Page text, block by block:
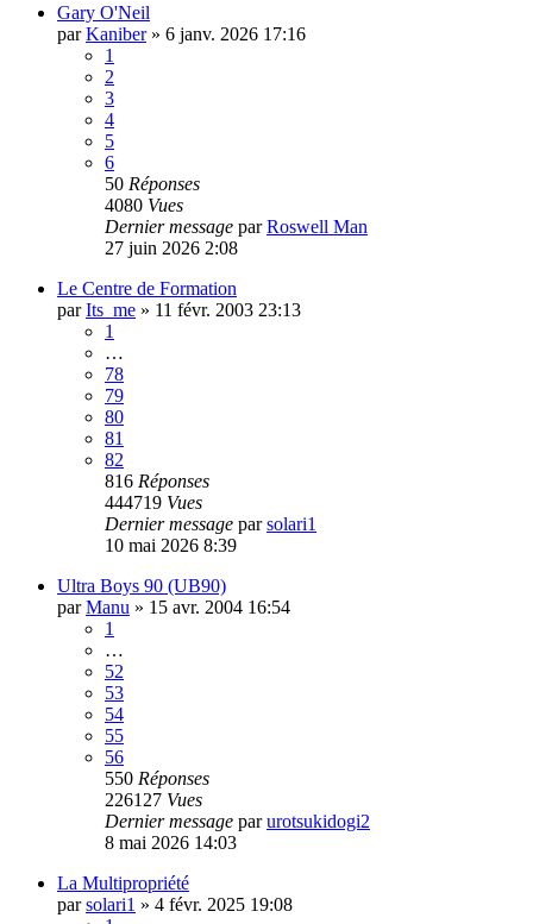
Gary O'Neil
parKaniber» 6 janv. 2026 17:16
1
2
3
4
5
6
50 Réponses
4080 Vues
Dernier message parRoswell Man
27 juin 2026 2:08
Le Centre de Formation
parIts_me » 11 févr. 2003 23:13
1
…
78
79
80
81
82
816 Réponses
444719 Vues
Dernier message parsolari1
10 mai 2026 8:39
Ultra Boys 90 (UB90)
parManu » 15 avr. 2004 16:54
1
…
52
53
54
55
56
550 Réponses
226127 Vues
Dernier message parurotsukidogi2
8 mai 2026 14:03
La Multipropriété
parsolari1 » 4 févr. 2025 19:08